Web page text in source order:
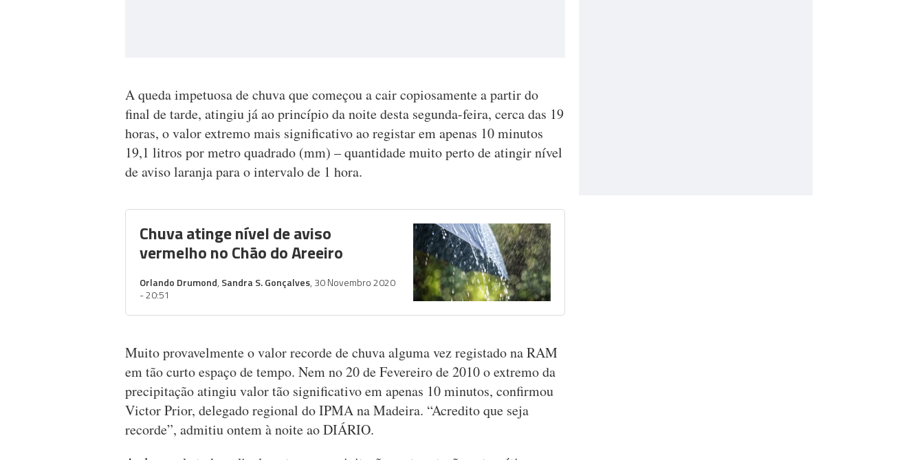
A queda impetuosa de chuva que começou a cair copiosamente a partir do
final de tarde, atingiu já ao princípio da noite desta segunda-feira, cerca das 19
horas, o valor extremo mais significativo ao registar em apenas 10 minutos
19,1 litros por metro quadrado (mm) – quantidade muito perto de atingir nível
de aviso laranja para o intervalo de 1 hora.
Chuva atinge nível de aviso
vermelho no Chão do Areeiro
Orlando Drumond, Sandra S. Gonçalves, 30 Novembro 2020
- 20:51
Muito provavelmente o valor recorde de chuva alguma vez registado na RAM
em tão curto espaço de tempo. Nem no 20 de Fevereiro de 2010 o extremo da
precipitação atingiu valor tão significativo em apenas 10 minutos, confirmou
Victor Prior, delegado regional do IPMA na Madeira. “Acredito que seja
recorde”, admitiu ontem à noite ao DIÁRIO.